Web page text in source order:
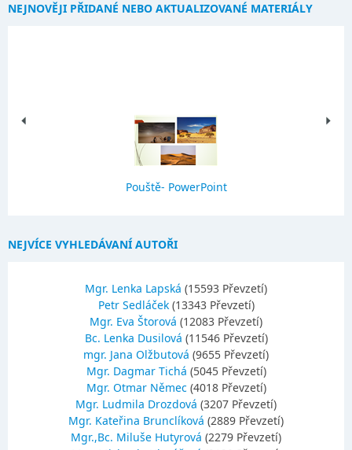
NEJNOVĚJI PŘIDANÉ NEBO AKTUALIZOVANÉ MATERIÁLY
Pouště- PowerPoint
NEJVÍCE VYHLEDÁVANÍ AUTOŘI
Mgr. Lenka Lapská (15593 Převzetí)
Petr Sedláček (13343 Převzetí)
Mgr. Eva Štorová (12083 Převzetí)
Bc. Lenka Dusilová (11546 Převzetí)
mgr. Jana Olžbutová (9655 Převzetí)
Mgr. Dagmar Tichá (5045 Převzetí)
Mgr. Otmar Němec (4018 Převzetí)
Mgr. Ludmila Drozdová (3207 Převzetí)
Mgr. Kateřina Brunclíková (2889 Převzetí)
Mgr.,Bc. Miluše Hutyrová (2279 Převzetí)